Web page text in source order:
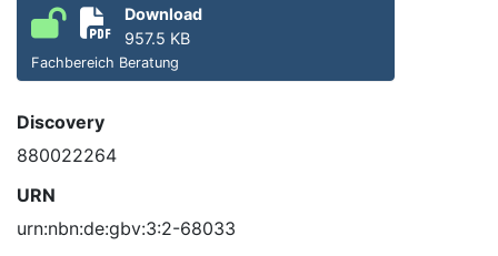
Download
957.5 KB
Fachbereich Beratung
Discovery
880022264
URN
urn:nbn:de:gbv:3:2-68033